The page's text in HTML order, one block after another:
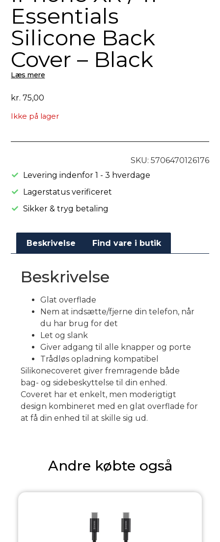
Essentials
Silicone Back
Cover – Black
Læs mere
kr. 75,00
Ikke på lager
SKU: 5706470126176
Levering indenfor 1 - 3 hverdage
Lagerstatus verificeret
Sikker & tryg betaling
Beskrivelse Find vare i butik
Beskrivelse
Glat overflade
Nem at indsætte/fjerne din telefon, når
du har brug for det
Let og slank
Giver adgang til alle knapper og porte
Trådløs opladning kompatibel
Silikonecoveret giver fremragende både
bag- og sidebeskyttelse til din enhed.
Coveret har et enkelt, men moderigtigt
design kombineret med en glat overflade for
at få din enhed til at skille sig ud.
Andre købte også